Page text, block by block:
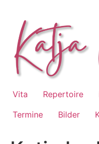
springen
Vita Repertoire
Termine
Bilder